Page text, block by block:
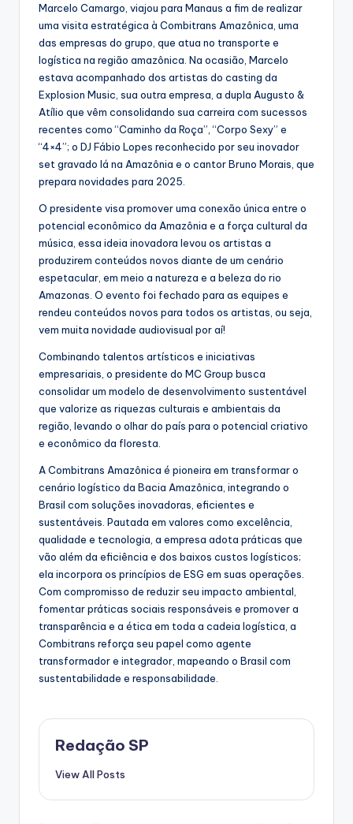
Marcelo Camargo, viajou para Manaus a fim de realizar
uma visita estratégica à Combitrans Amazônica, uma
das empresas do grupo, que atua no transporte e
logística na região amazônica. Na ocasião, Marcelo
estava acompanhado dos artistas do casting da
Explosion Music, sua outra empresa, a dupla Augusto &
Atílio que vêm consolidando sua carreira com sucessos
recentes como “Caminho da Roça”, “Corpo Sexy” e
“4×4”; o DJ Fábio Lopes reconhecido por seu inovador
set gravado lá na Amazônia e o cantor Bruno Morais, que
prepara novidades para 2025.
O presidente visa promover uma conexão única entre o
potencial econômico da Amazônia e a força cultural da
música, essa ideia inovadora levou os artistas a
produzirem conteúdos novos diante de um cenário
espetacular, em meio a natureza e a beleza do rio
Amazonas. O evento foi fechado para as equipes e
rendeu conteúdos novos para todos os artistas, ou seja,
vem muita novidade audiovisual por aí!
Combinando talentos artísticos e iniciativas
empresariais, o presidente do MC Group busca
consolidar um modelo de desenvolvimento sustentável
que valorize as riquezas culturais e ambientais da
região, levando o olhar do país para o potencial criativo
e econômico da floresta.
A Combitrans Amazônica é pioneira em transformar o
cenário logístico da Bacia Amazônica, integrando o
Brasil com soluções inovadoras, eficientes e
sustentáveis. Pautada em valores como excelência,
qualidade e tecnologia, a empresa adota práticas que
vão além da eficiência e dos baixos custos logísticos;
ela incorpora os princípios de ESG em suas operações.
Com compromisso de reduzir seu impacto ambiental,
fomentar práticas sociais responsáveis e promover a
transparência e a ética em toda a cadeia logística, a
Combitrans reforça seu papel como agente
transformador e integrador, mapeando o Brasil com
sustentabilidade e responsabilidade.
Redação SP
View All Posts